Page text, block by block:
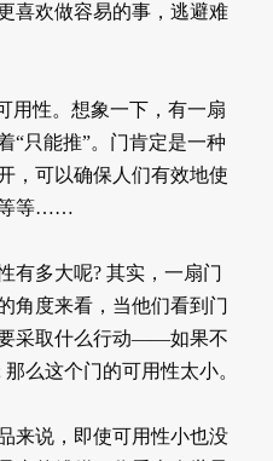
喜欢做容易的事，逃避难
用性。想象一下，有一扇
“只能推”。门肯定是一种
可以确保人们有效地使
等等……
有多大呢? 其实，一扇门
角度来看，当他们看到门
采取什么行动——如果不
么这个门的可用性太小。
来说，即使可用性小也没